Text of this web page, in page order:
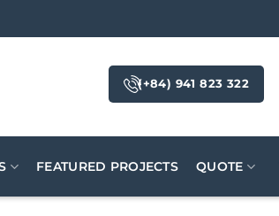
(+84) 941 823 322
FEATURED PROJECTS QUOTE